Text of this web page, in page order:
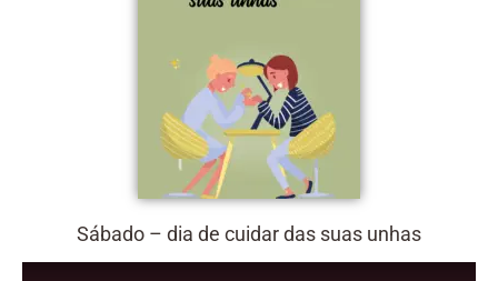
Sábado – dia de cuidar das suas unhas